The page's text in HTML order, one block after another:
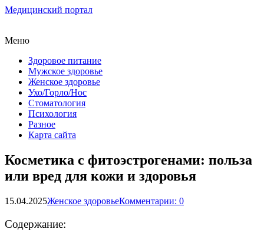
Медицинский портал
Меню
Здоровое питание
Мужское здоровье
Женское здоровье
Ухо/Горло/Нос
Стоматология
Психология
Разное
Карта сайта
Косметика с фитоэстрогенами: польза
или вред для кожи и здоровья
15.04.2025Женское здоровьеКомментарии: 0
Содержание: